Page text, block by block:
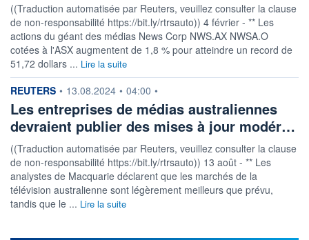
DERNIER
DIVIDENDE
0,00 EUR
DATE
DERNIER
DIVIDENDE
-
PROCHAIN
DIVIDENDE
-
ÉLIGIBILITÉ
Non éligible
Boursobank
+ PORTEFEUILLE + LISTE
((Traduction automatisée par Reuters, veuillez consulter la clause
de non-responsabilité https://bit.ly/rtrsauto)) 4 février - ** Les
actions du géant des médias News Corp NWS.AX NWSA.O
cotées à l'ASX augmentent de 1,8 % pour atteindre un record de
51,72 dollars ... Lire la suite
information fournie par
REUTERS • 13.08.2024 • 04:00 •
Les entreprises de médias australiennes
devraient publier des mises à jour modér…
((Traduction automatisée par Reuters, veuillez consulter la clause
de non-responsabilité https://bit.ly/rtrsauto)) 13 août - ** Les
analystes de Macquarie déclarent que les marchés de la
télévision australienne sont légèrement meilleurs que prévu,
tandis que le ... Lire la suite